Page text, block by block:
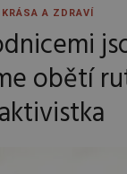
KRÁSA A ZDRAVÍ
obětí
aktivistka